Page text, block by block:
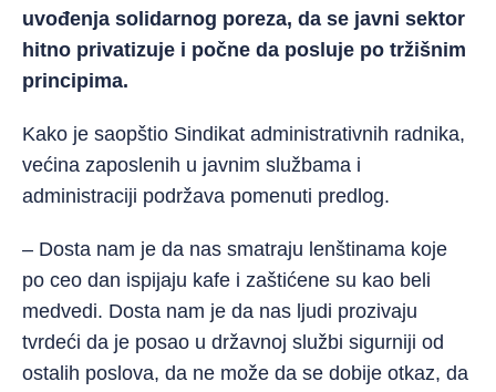
uvođenja solidarnog poreza, da se javni sektor
hitno privatizuje i počne da posluje po tržišnim
principima.
Kako je saopštio Sindikat administrativnih radnika,
većina zaposlenih u javnim službama i
administraciji podržava pomenuti predlog.
– Dosta nam je da nas smatraju lenštinama koje
po ceo dan ispijaju kafe i zaštićene su kao beli
medvedi. Dosta nam je da nas ljudi prozivaju
tvrdeći da je posao u državnoj službi sigurniji od
ostalih poslova, da ne može da se dobije otkaz, da